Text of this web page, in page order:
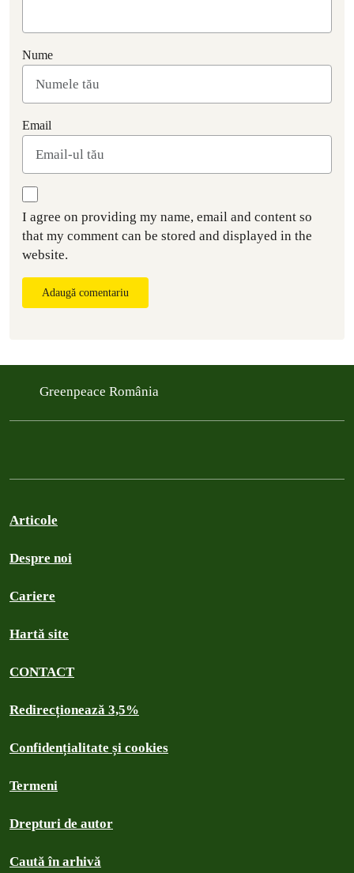
Nume
Email
I agree on providing my name, email and content so
that my comment can be stored and displayed in the
website.
Adaugă comentariu
Greenpeace România
Articole
Despre noi
Cariere
Hartă site
CONTACT
Redirecționează 3,5%
Confidențialitate și cookies
Termeni
Drepturi de autor
Caută în arhivă